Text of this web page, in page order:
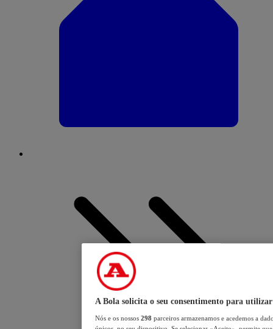
A Bola solicita o seu consentimento para utilizar
Nós e os nossos 298 parceiros armazenamos e acedemos a